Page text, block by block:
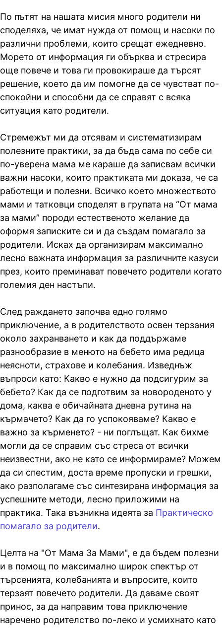
По пътят на нашата мисия много родители ни
споделяха, че имат нужда от помощ и насоки по
различни проблеми, които срещат ежедневно.
Морето от информация ги обърква и стресира
още повече и това ги провокираше да търсят
решение, което да им помогне да се чувстват по-
спокойни и способни да се справят с всяка
ситуация като родители.
Стремежът ми да отсявам и систематизирам
полезните практики, за да бъда сама по себе си
по-уверена мама ме караше да записвам всички
важни насоки, които практиката ми доказа, че са
работещи и полезни. Всичко което множеството
мами и татковци споделят в групата на “От мама
за мами” породи естественото желание да
оформя записките си и да създам помагало за
родители. Исках да организирам максимално
лесно важната информация за различните казуси
през, които преминават повечето родители когато
големия ден настъпи.
След раждането започва едно голямо
приключение, а в родителството освен терзания
около захранването и как да поддържаме
разнообразие в менюто на бебето има редица
неясноти, страхове и колебания. Изведнъж
въпроси като: Какво е нужно да подсигурим за
бебето? Как да се подготвим за новороденото у
дома, каква е обичайната дневна рутина на
кърмачето? Как да го успокояваме? Какво е
важно за кърменето? - ни поглъщат. Как бихме
могли да се справим със стреса от всички
неизвестни, ако не като се информираме? Можем
да си спестим, доста време пропуски и грешки,
ако разполагаме със синтезирана информация за
успешните методи, лесно приложими на
практика. Така възникна идеята за Практическо
помагало за родители.
Целта на "От Мама За Мами", е да бъдем полезни
и в помощ по максимално широк спектър от
търсенията, колебанията и въпросите, които
терзаят повечето родители. Да даваме своят
принос, за да направим това приключение
наречено родителство по-леко и усмихнато като